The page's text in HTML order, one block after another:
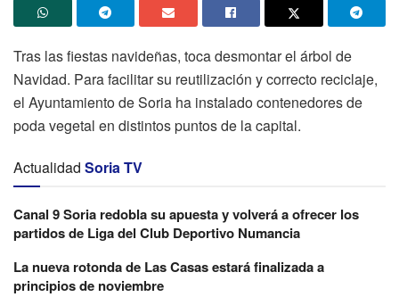
Tras las fiestas navideñas, toca desmontar el árbol de
Navidad. Para facilitar su reutilización y correcto reciclaje,
el Ayuntamiento de Soria ha instalado contenedores de
poda vegetal en distintos puntos de la capital.
Actualidad Soria TV
Canal 9 Soria redobla su apuesta y volverá a ofrecer los
partidos de Liga del Club Deportivo Numancia
La nueva rotonda de Las Casas estará finalizada a
principios de noviembre